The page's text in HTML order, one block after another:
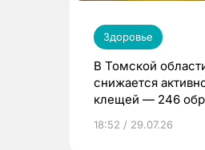
Здоровье
В Томской
снижается
клещей — 246
18:52 / 29.07.26